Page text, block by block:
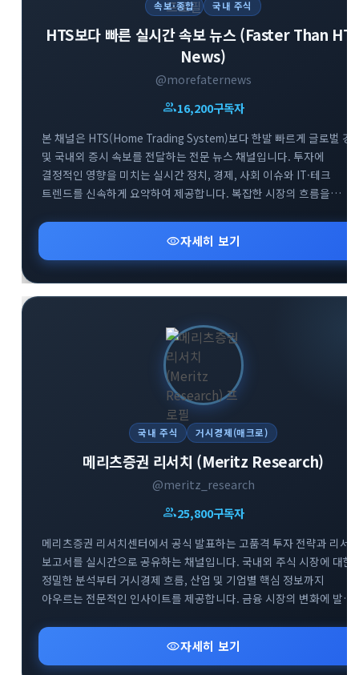
속보·종합 국내 주식
HTS보다 빠른 실시간 속보 뉴스 (Faster Than
News)
@morefaternews
group16,200구독자
본 채널은 HTS(Home Trading System)보다 한발 빠르게 글로벌 경
및 국내외 증시 속보를 전달하는 전문 뉴스 채널입니다. 투자에
결정적인 영향을 미치는 실시간 정치, 경제, 사회 이슈와 IT·테크
트렌드를 신속하게 요약하여 제공합니다. 복잡한 시장의 흐름을
빠르고 정확한 정보를 엄선하여 공유합니다. 급변하는 시장 속에서
최고의 정보 경쟁력을 확보해 보세요.
visibility자세히 보기
국내 주식 거시경제(매크로)
메리츠증권 리서치 (Meritz Research)
@meritz_research
group25,800구독자
메리츠증권 리서치센터에서 공식 발표하는 고품격 투자 전략과 리서
보고서를 실시간으로 공유하는 채널입니다. 국내외 주식 시장에 대한
정밀한 분석부터 거시경제 흐름, 산업 및 기업별 핵심 정보까지
아우르는 전문적인 인사이트를 제공합니다. 금융 시장의 변화에 발
높은 데이터를 엄선하여 전달해 드립니다.
visibility자세히 보기